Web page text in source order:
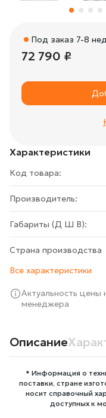
Характеристики
Код товара:
Производитель:
Габариты (Д Ш В):
Страна производства
Все характеристики
Актуальность цены
менеджера
Под заказ 7-8
72 790 ₽
Описание
* Информация о
поставки, стране
носит справочный
доступных к